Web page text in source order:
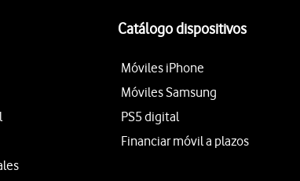
Catálogo dispositivos
Móviles iPhone
Móviles Samsung
PS5 digital
Financiar móvil a plazos